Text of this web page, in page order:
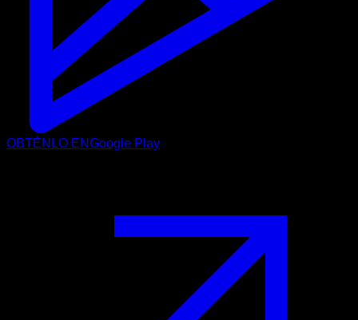
OBTÉNLO ENGoogle Play